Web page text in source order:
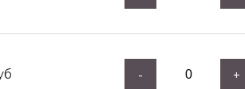
- +